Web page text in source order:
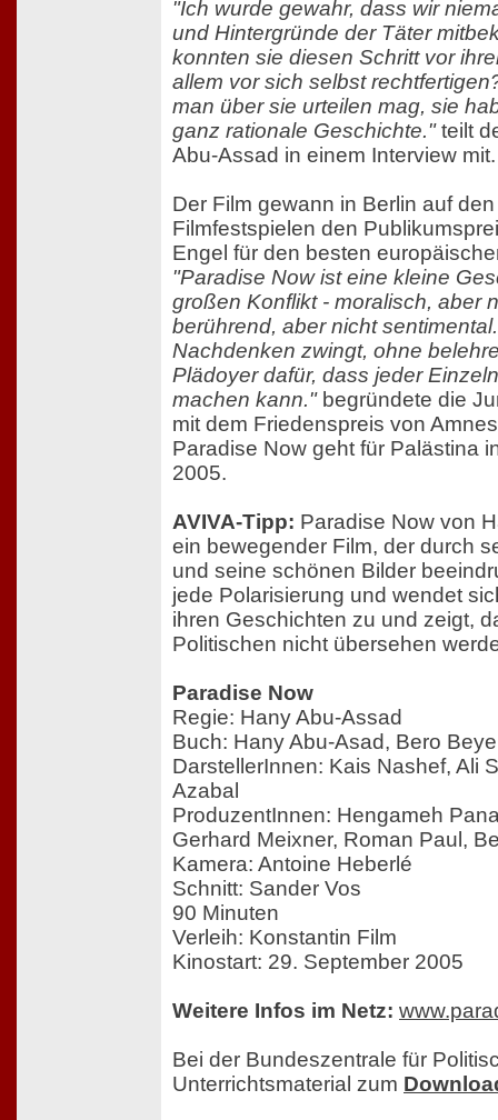
"Ich wurde gewahr, dass wir
und Hintergründe der Täter
konnten sie diesen Schritt vor
allem vor sich selbst
man über sie urteilen mag, sie
ganz rationale Geschichte."teilt
Abu-Assad in einem Interview mit.
Der Film gewann in Berlin auf
Filmfestspielen den
Engel für den besten
"Paradise Now ist eine kleine
großen Konflikt - moralisch, aber
berührend, aber nicht
Nachdenken zwingt, ohne
Plädoyer dafür, dass jeder
machen kann." begründete die
mit dem Friedenspreis von
Paradise Now geht für Palästina
2005.
AVIVA-Tipp: Paradise Now von
ein bewegender Film, der durch
und seine schönen Bilder
jede Polarisierung und wendet
ihren Geschichten zu und zeigt,
Politischen nicht übersehen
Paradise Now
Regie: Hany Abu-Assad
Buch: Hany Abu-Asad, Bero
DarstellerInnen: Kais Nashef, Ali
Azabal
ProduzentInnen: Hengameh
Gerhard Meixner, Roman Paul,
Kamera: Antoine Heberlé
Schnitt: Sander Vos
90 Minuten
Verleih: Konstantin Film
Kinostart: 29. September 2005
Weitere Infos im Netz:
Bei der Bundeszentrale für
Unterrichtsmaterial zum